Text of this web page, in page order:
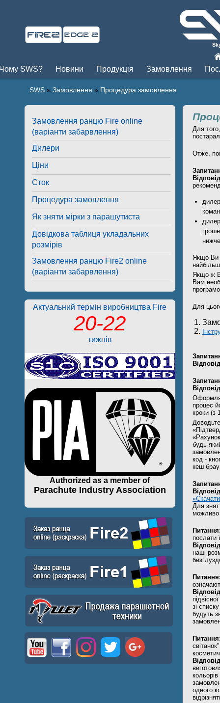
SWS? Новини Продукція Замовлення
SWS » Замовлення » Процедура замовлення
Замовлення ранцю Fire online
(варіанти забарвлення)
Дилери
Ціни
Сток
Процедура замовлення
Як зняти мірки з парашутиста
Довідкова таблиця укладальних
розмірів
Замовлення ранцю Fire2 online
(варіанти забарвлення)
Актуальний термін виробництва Fire
20-22
тижнів
Authorized as a member of
Parachute Industry Association
Для
Отже,
дилер
Якщо Ви
Якщо ж
Вам
Для
процес
кроки (з
будь-
код -
кеш
Для
можливо
послати
наші
зі
будуть
одного